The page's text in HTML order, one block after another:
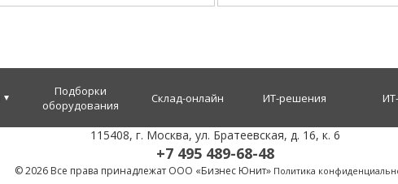
Подборки
оборудования
Склад-онлайн ИТ-решения
115408, г. Москва,ул. Братеевская, д. 16, к. 6
+7 495 489-68-48
© 2026 Все права принадлежат ООО «Бизнес Юнит» Политика